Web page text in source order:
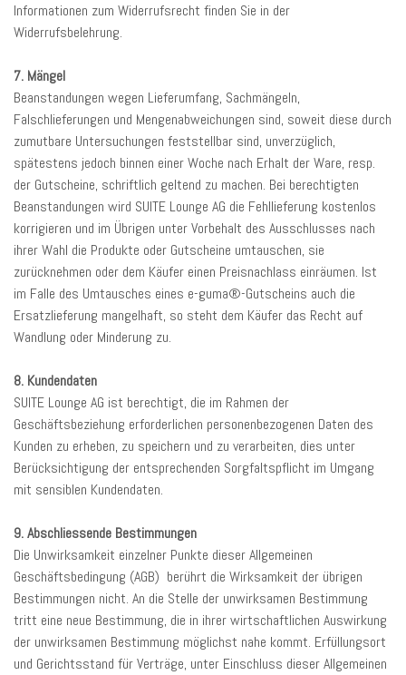
Informationen zum Widerrufsrecht finden Sie in der
Widerrufsbelehrung.
7. Mängel
Beanstandungen wegen Lieferumfang, Sachmängeln,
Falschlieferungen und Mengenabweichungen sind, soweit diese durch
zumutbare Untersuchungen feststellbar sind, unverzüglich,
spätestens jedoch binnen einer Woche nach Erhalt der Ware, resp.
der Gutscheine, schriftlich geltend zu machen. Bei berechtigten
Beanstandungen wird SUITE Lounge AG die Fehllieferung kostenlos
korrigieren und im Übrigen unter Vorbehalt des Ausschlusses nach
ihrer Wahl die Produkte oder Gutscheine umtauschen, sie
zurücknehmen oder dem Käufer einen Preisnachlass einräumen. Ist
im Falle des Umtausches eines e-guma®-Gutscheins auch die
Ersatzlieferung mangelhaft, so steht dem Käufer das Recht auf
Wandlung oder Minderung zu.
8. Kundendaten
SUITE Lounge AG ist berechtigt, die im Rahmen der
Geschäftsbeziehung erforderlichen personenbezogenen Daten des
Kunden zu erheben, zu speichern und zu verarbeiten, dies unter
Berücksichtigung der entsprechenden Sorgfaltspflicht im Umgang
mit sensiblen Kundendaten.
9. Abschliessende Bestimmungen
Die Unwirksamkeit einzelner Punkte dieser Allgemeinen
Geschäftsbedingung (AGB) berührt die Wirksamkeit der übrigen
Bestimmungen nicht. An die Stelle der unwirksamen Bestimmung
tritt eine neue Bestimmung, die in ihrer wirtschaftlichen Auswirkung
der unwirksamen Bestimmung möglichst nahe kommt. Erfüllungsort
und Gerichtsstand für Verträge, unter Einschluss dieser Allgemeinen